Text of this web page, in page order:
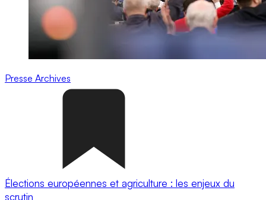
Presse Archives
Élections européennes et agriculture : les enjeux du
scrutin